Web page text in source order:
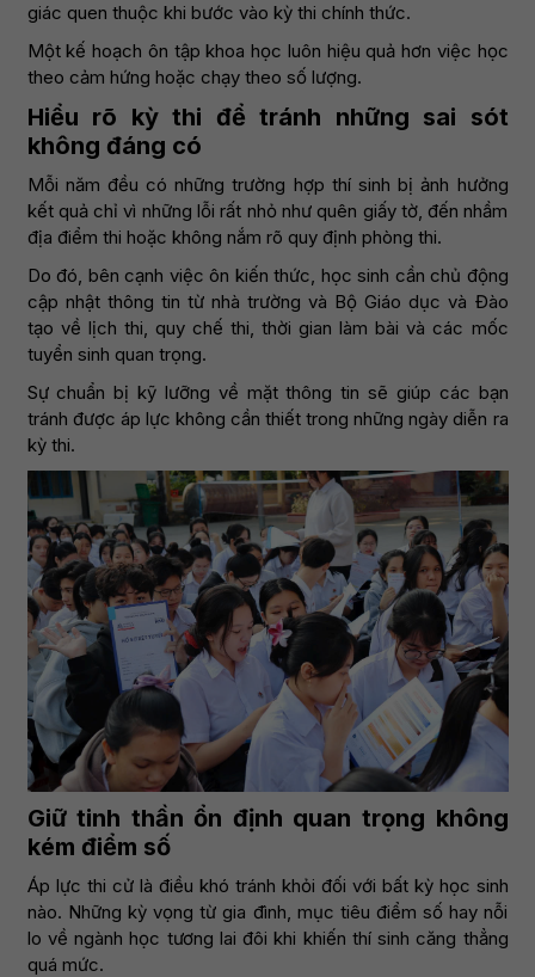
giác quen thuộc khi bước vào kỳ thi chính thức.
Một kế hoạch ôn tập khoa học luôn hiệu quả hơn việc học
theo cảm hứng hoặc chạy theo số lượng.
Hiểu rõ kỳ thi để tránh những sai sót
không đáng có
Mỗi năm đều có những trường hợp thí sinh bị ảnh hưởng
kết quả chỉ vì những lỗi rất nhỏ như quên giấy tờ, đến nhầm
địa điểm thi hoặc không nắm rõ quy định phòng thi.
Do đó, bên cạnh việc ôn kiến thức, học sinh cần chủ động
cập nhật thông tin từ nhà trường và Bộ Giáo dục và Đào
tạo về lịch thi, quy chế thi, thời gian làm bài và các mốc
tuyển sinh quan trọng.
Sự chuẩn bị kỹ lưỡng về mặt thông tin sẽ giúp các bạn
tránh được áp lực không cần thiết trong những ngày diễn ra
kỳ thi.
Giữ tinh thần ổn định quan trọng không
kém điểm số
Áp lực thi cử là điều khó tránh khỏi đối với bất kỳ học sinh
nào. Những kỳ vọng từ gia đình, mục tiêu điểm số hay nỗi
lo về ngành học tương lai đôi khi khiến thí sinh căng thẳng
quá mức.